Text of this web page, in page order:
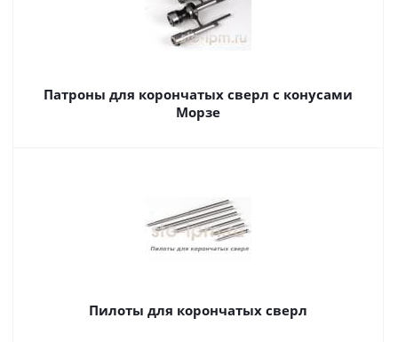
Патроны для корончатых сверл с конусами
Морзе
Пилоты для корончатых сверл